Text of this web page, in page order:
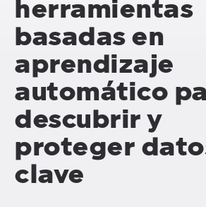
herramientas
basadas en
aprendizaje
automático
descubrir y
proteger
clave